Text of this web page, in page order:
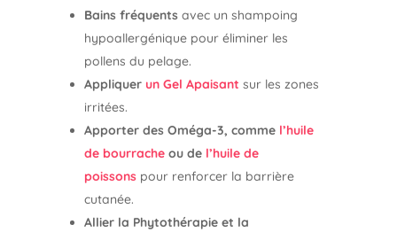
Bains fréquentsavec un shampoing
hypoallergénique pour éliminer les
pollens du pelage.
Appliquer un Gel Apaisant sur les zones
irritées.
Apporter des Oméga-3, comme l’huile
de bourracheou del’huile de
poissonspour renforcer la barrière
cutanée.
Allier la Phytothérapie et la